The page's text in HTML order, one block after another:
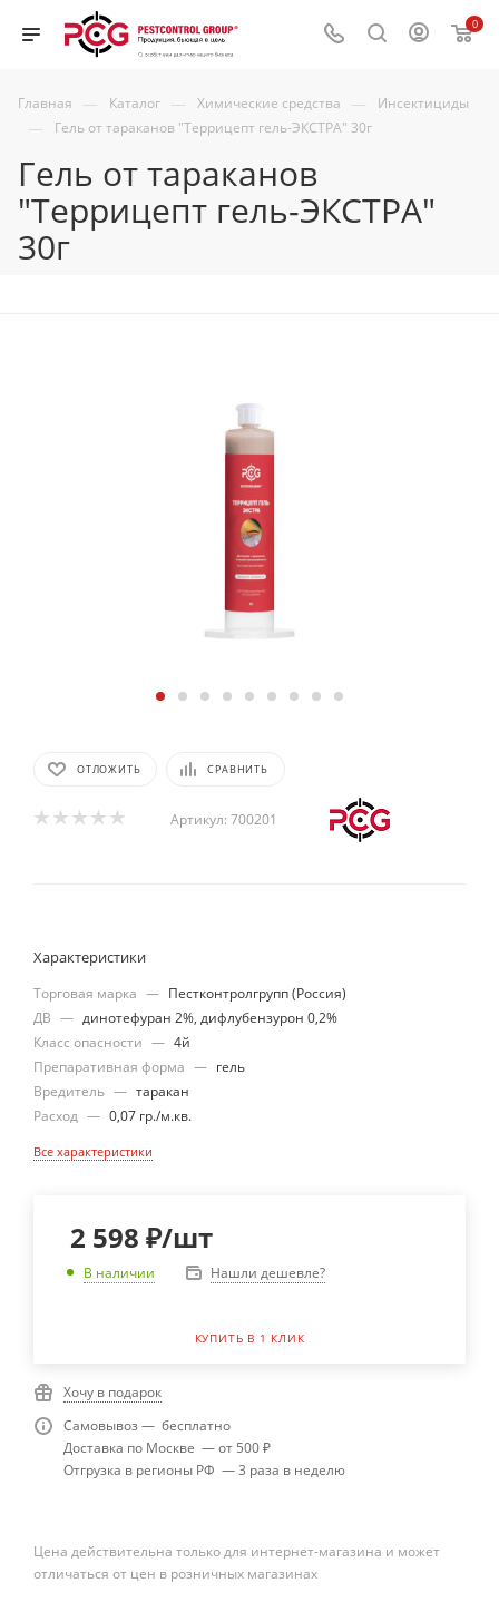
0
Главная — Каталог — Химические средства — Инсектициды
— Гель от тараканов "Террицепт гель-ЭКСТРА" 30г
Гель от тараканов
"Террицепт гель-ЭКСТРА"
30г
ОТЛОЖИТЬ СРАВНИТЬ
Артикул: 700201
Характеристики
Торговая марка — Пестконтролгрупп (Россия)
ДВ — динотефуран 2%, дифлубензурон 0,2%
Класс опасности — 4й
Препаративная форма — гель
Вредитель — таракан
Расход — 0,07 гр./м.кв.
Все характеристики
2 598 ₽/шт
В наличии Нашли дешевле?
КУПИТЬ В 1 КЛИК
Хочу в подарок
Самовывоз — бесплатно
Доставка по Москве — от 500 ₽
Отгрузка в регионы РФ — 3 раза в неделю
Цена действительна только для интернет-магазина и может
отличаться от цен в розничных магазинах